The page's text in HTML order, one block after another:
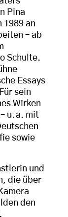
Pina
1989 an
– ab
Schulte.
Essays
sein
Wirken
u. a. mit
sowie
und
die über
den